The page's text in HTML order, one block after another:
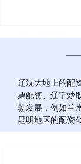
辽沈大地上的配
票配资、辽宁炒
勃发展，例如兰
昆明地区的配资